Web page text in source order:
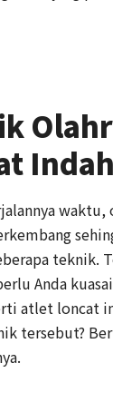
Indah
waktu,
teknik.
Anda
atlet loncat
tersebut?